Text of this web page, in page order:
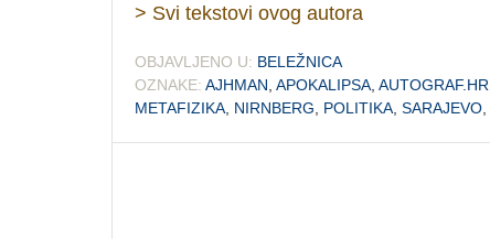
> Svi tekstovi ovog autora
OBJAVLJENO U: BELEŽNICA
OZNAKE: AJHMAN APOKALIPSA AUTOGRAF.HR
METAFIZIKA NIRNBERG POLITIKA SARAJEVO